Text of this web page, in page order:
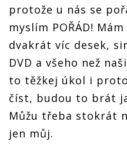
protože u nás se
myslím POŘÁD!
dvakrát víc desek,
DVD a všeho než
to těžkej úkol i
číst, budou to brát
Můžu třeba stokrát
jen můj.